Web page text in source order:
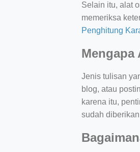
Selain itu, alat
memeriksa
Penghitung
Mengapa
Jenis tulisan
blog, atau
karena itu,
sudah